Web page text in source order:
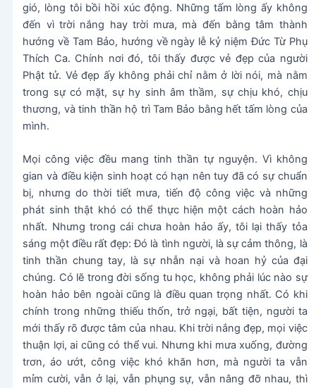
gió, lòng tôi bồi hồi xúc động. Những tấm lòng ấy không
đến vì trời nắng hay trời mưa, mà đến bằng tâm thành
hướng về Tam Bảo, hướng về ngày lễ kỷ niệm Đức Từ Phụ
Thích Ca. Chính nơi đó, tôi thấy được vẻ đẹp của người
Phật tử. Vẻ đẹp ấy không phải chỉ nằm ở lời nói, mà nằm
trong sự có mặt, sự hy sinh âm thầm, sự chịu khó, chịu
thương, và tinh thần hộ trì Tam Bảo bằng hết tấm lòng của
mình.
Mọi công việc đều mang tinh thần tự nguyện. Vì không
gian và điều kiện sinh hoạt có hạn nên tuy đã có sự chuẩn
bị, nhưng do thời tiết mưa, tiến độ công việc và những
phát sinh thật khó có thể thực hiện một cách hoàn hảo
nhất. Nhưng trong cái chưa hoàn hảo ấy, tôi lại thấy tỏa
sáng một điều rất đẹp: Đó là tình người, là sự cảm thông, là
tinh thần chung tay, là sự nhẫn nại và hoan hỷ của đại
chúng. Có lẽ trong đời sống tu học, không phải lúc nào sự
hoàn hảo bên ngoài cũng là điều quan trọng nhất. Có khi
chính trong những thiếu thốn, trở ngại, bất tiện, người ta
mới thấy rõ được tâm của nhau. Khi trời nắng đẹp, mọi việc
thuận lợi, ai cũng có thể vui. Nhưng khi mưa xuống, đường
trơn, áo ướt, công việc khó khăn hơn, mà người ta vẫn
mỉm cười, vẫn ở lại, vẫn phụng sự, vẫn nâng đỡ nhau, thì